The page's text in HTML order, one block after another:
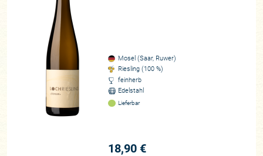
Mosel (Saar, Ruwer)
Riesling (100 %)
feinherb
Edelstahl
Lieferbar
18,90 €